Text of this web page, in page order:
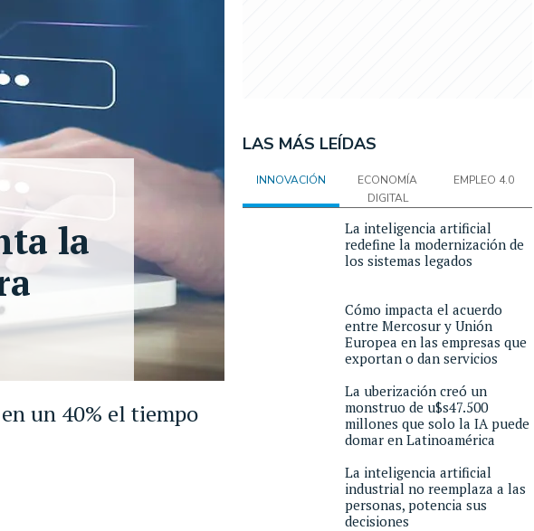
un 40% el tiempo
la
LAS MÁS LEÍDAS
INNOVACIÓN
ECONOMÍA
DIGITAL
EMPLEO 4.0
La inteligencia artificial
redefine la modernización de
los sistemas legados
Cómo impacta el acuerdo
entre Mercosur y Unión
Europea en las empresas que
exportan o dan servicios
La uberización creó un
monstruo de u$s47.500
millones que solo la IA puede
domar en Latinoamérica
La inteligencia artificial
industrial no reemplaza a las
personas, potencia sus
decisiones